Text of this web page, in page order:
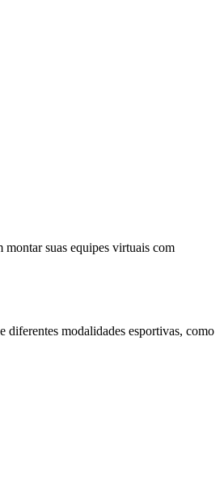
montar suas equipes virtuais com
diferentes modalidades esportivas, como